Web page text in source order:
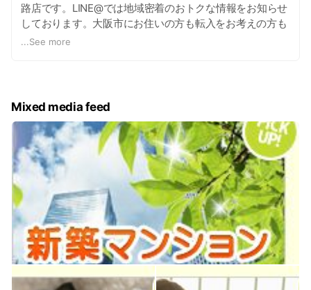
路店です。LINE@では地域密着のおトクな情報をお知らせ
しております。大阪市にお住いの方も転入をお考えの方も
きっと役に立つ情報が満載ですのでぜひご登録ください。
...See more
Mixed media feed